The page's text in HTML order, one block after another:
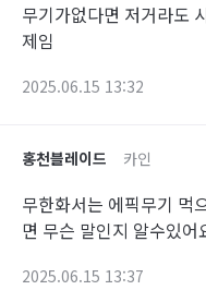
무기가없다면 저거라도
제임
2025.06.15 13:32
홍천블레이드 카인
무한화서는 에픽무기 먹
면 무슨 말인지 알수있어
2025.06.15 13:37